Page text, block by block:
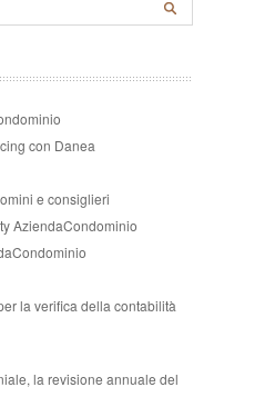
con Danea
e consiglieri
AziendaCondominio
la verifica della contabilità
la revisione annuale del